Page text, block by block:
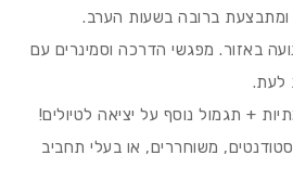
ברובה בשעות הערב.
באזור. מפגשי הדרכה וסמינרים עם
לעת.
+ תגמול נוסף על יציאה לטיולים!
משוחררים, או בעלי תחביב